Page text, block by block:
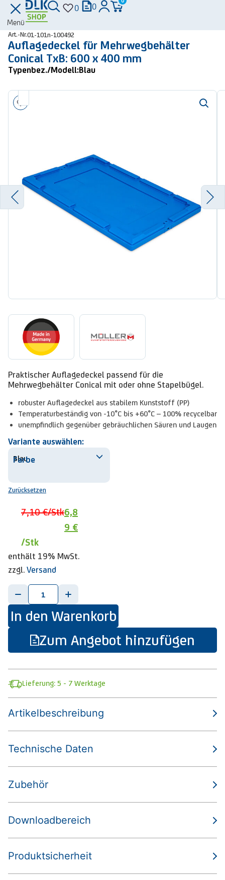
Menü
0 0
Art.-Nr.01-101n-100492
Auflagedeckel für Mehrwegbehälter
Conical TxB: 600 x 400 mm
Typenbez./Modell:Blau
Praktischer Auflagedeckel passend für die
Mehrwegbehälter Conical mit oder ohne Stapelbügel.
robuster Auflagedeckel aus stabilem Kunststoff (PP)
Temperaturbeständig von -10°C bis +60°C – 100% recycelbar
unempfindlich gegenüber gebräuchlichen Säuren und Laugen
Variante auswählen:
Farbe
Zurücksetzen
7,10 €/Stk6,8
9 €
/Stk
enthält 19% MwSt.
zzgl. Versand
-
+
In den Warenkorb
Zum Angebot hinzufügen
Lieferung: 5 - 7 Werktage
Artikelbeschreibung
Technische Daten
Zubehör
Downloadbereich
Produktsicherheit